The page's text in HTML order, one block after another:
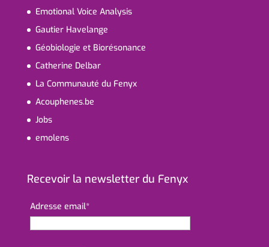
Emotional Voice Analysis
Gautier Havelange
Géobiologie et Biorésonance
Catherine Delbar
La Communauté du Fenyx
Acouphenes.be
Jobs
emolens
Recevoir la newsletter du Fenyx
Adresse email*